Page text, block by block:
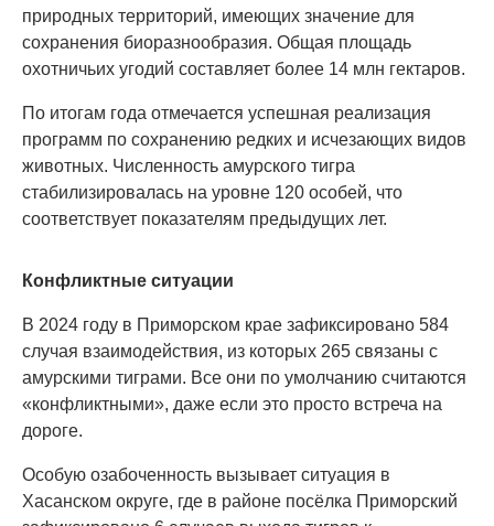
природных территорий, имеющих значение для
сохранения биоразнообразия. Общая площадь
охотничьих угодий составляет более 14 млн гектаров.
По итогам года отмечается успешная реализация
программ по сохранению редких и исчезающих видов
животных. Численность амурского тигра
стабилизировалась на уровне 120 особей, что
соответствует показателям предыдущих лет.
Конфликтные ситуации
В 2024 году в Приморском крае зафиксировано 584
случая взаимодействия, из которых 265 связаны с
амурскими тиграми. Все они по умолчанию считаются
«конфликтными», даже если это просто встреча на
дороге.
Особую озабоченность вызывает ситуация в
Хасанском округе, где в районе посёлка Приморский